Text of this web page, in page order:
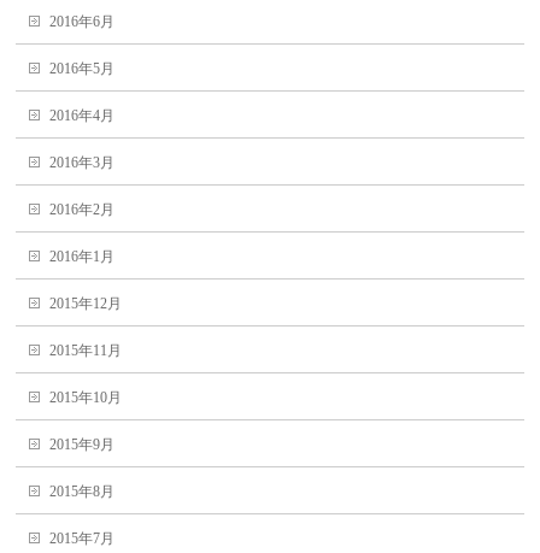
2016年6月
2016年5月
2016年4月
2016年3月
2016年2月
2016年1月
2015年12月
2015年11月
2015年10月
2015年9月
2015年8月
2015年7月